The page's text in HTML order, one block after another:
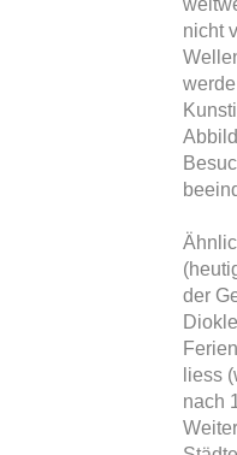
nicht
der
liess
nach